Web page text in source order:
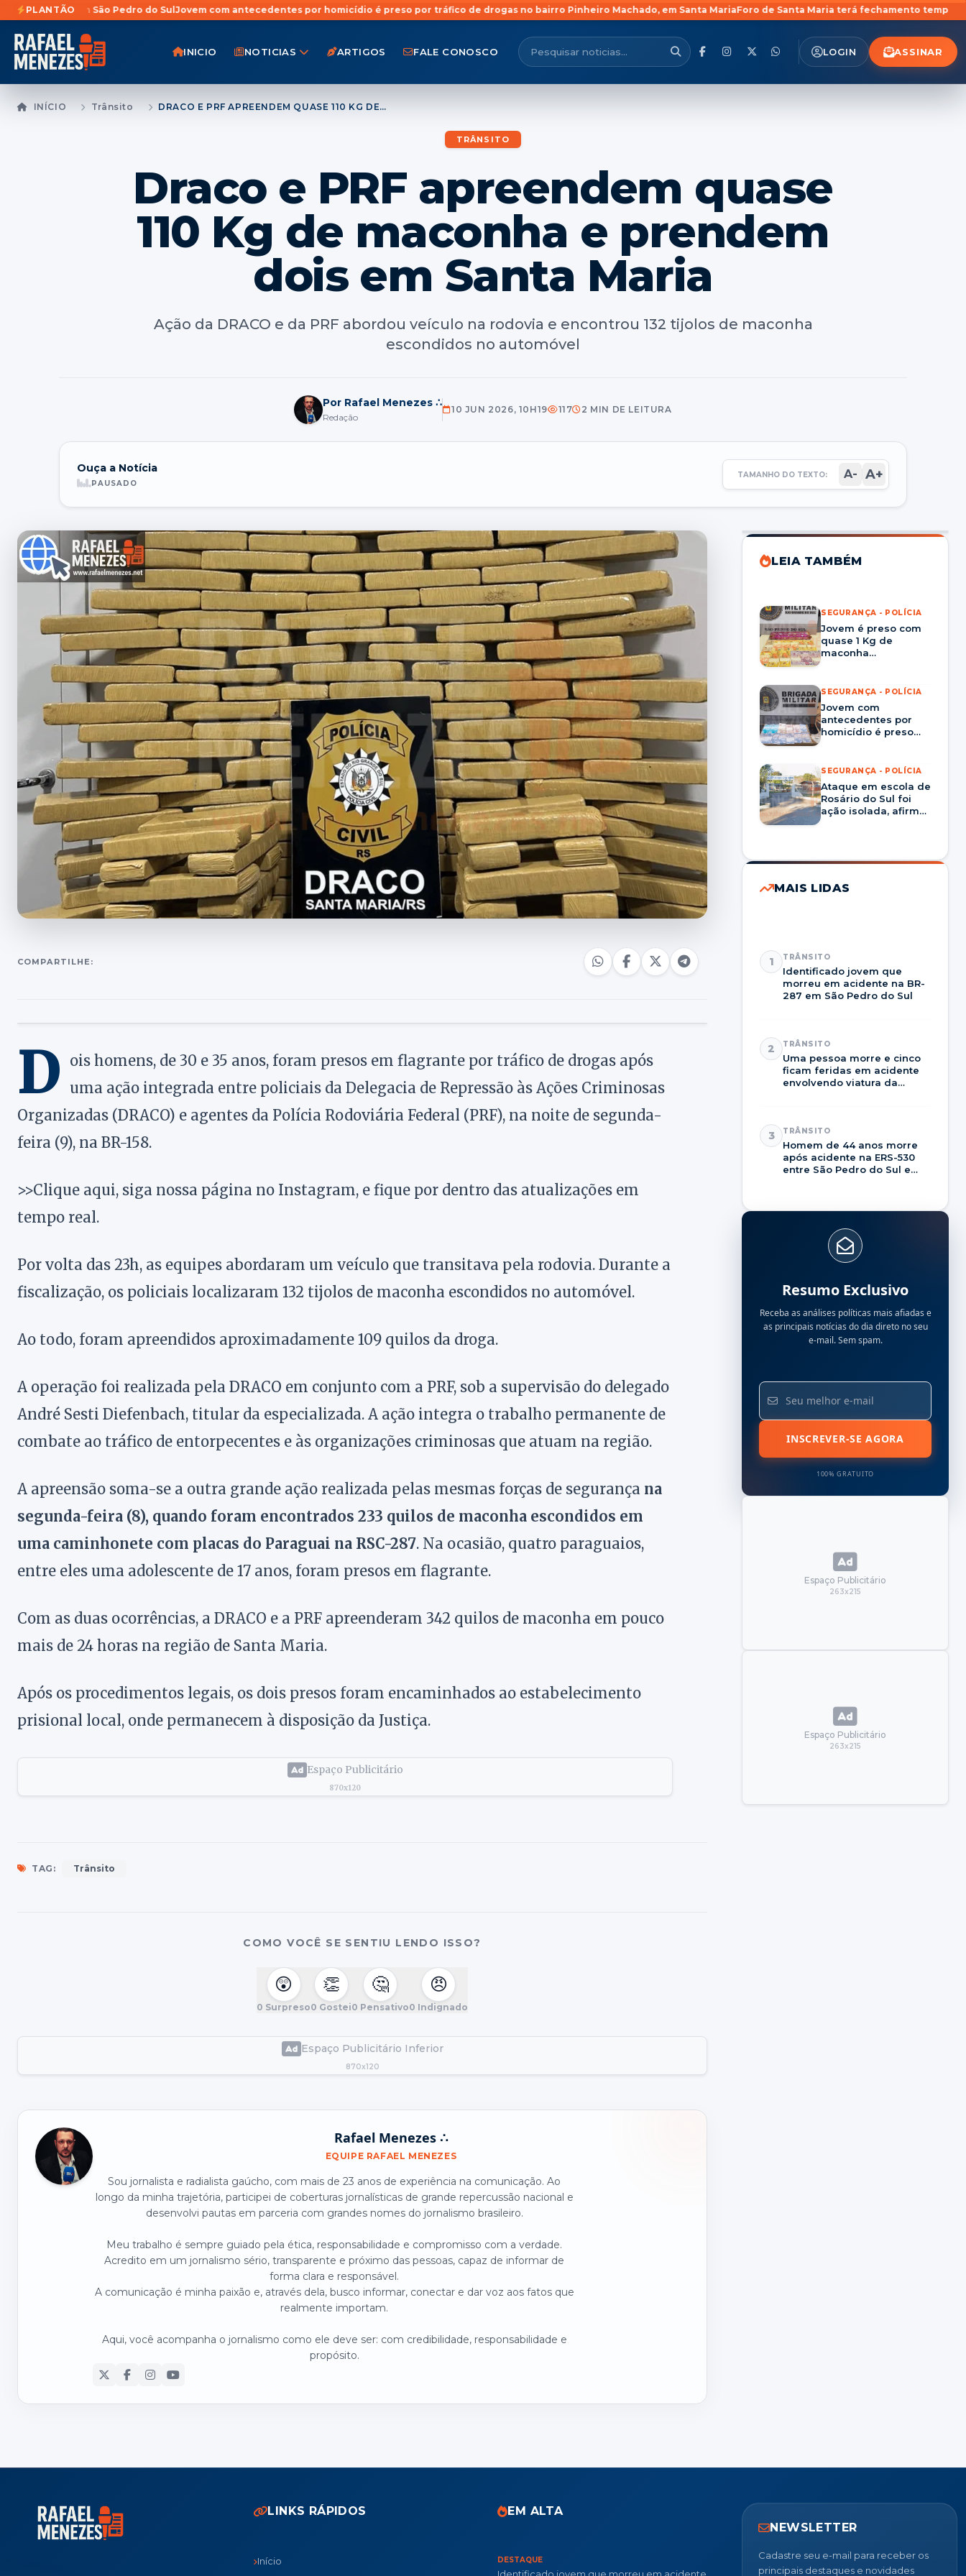
PLANTÃO
Pedro do Sul Jovem com antecedentes por homicídio é preso por tráfico de drogas no bairro Pinheiro Machado, em Santa MariaForo de Santa Maria terá fechamento temporário de três Varas
INICIO NOTICIAS ARTIGOS FALE CONOSCO LOGIN ASSINAR
INÍCIO Trânsito DRACO E PRF APREENDEM QUASE 110 KG DE MACONHA E PRENDEM DOIS EM SANTA MARIA
TRÂNSITO
Draco e PRF apreendem quase
110 Kg de maconha e prendem
dois em Santa Maria
Ação da DRACO e da PRF abordou veículo na rodovia e encontrou 132 tijolos de maconha
escondidos no automóvel
Por Rafael Menezes ∴
Redação
10 JUN 2026, 10H19 117 2 MIN DE LEITURA
Ouça a Notícia
PAUSADO
TAMANHO DO TEXTO: A- A+
COMPARTILHE:
D ois homens, de 30 e 35 anos, foram presos em flagrante por tráfico de drogas após
uma ação integrada entre policiais da Delegacia de Repressão às Ações Criminosas
Organizadas (DRACO) e agentes da Polícia Rodoviária Federal (PRF), na noite de segunda-
feira (9), na BR-158.
>>Clique aqui, siga nossa página no Instagram, e fique por dentro das atualizações em
tempo real.
Por volta das 23h, as equipes abordaram um veículo que transitava pela rodovia. Durante a
fiscalização, os policiais localizaram 132 tijolos de maconha escondidos no automóvel.
Ao todo, foram apreendidos aproximadamente 109 quilos da droga.
A operação foi realizada pela DRACO em conjunto com a PRF, sob a supervisão do delegado
André Sesti Diefenbach, titular da especializada. A ação integra o trabalho permanente de
combate ao tráfico de entorpecentes e às organizações criminosas que atuam na região.
A apreensão soma-se a outra grande ação realizada pelas mesmas forças de segurança na
segunda-feira (8), quando foram encontrados 233 quilos de maconha escondidos em
uma caminhonete com placas do Paraguai na RSC-287. Na ocasião, quatro paraguaios,
entre eles uma adolescente de 17 anos, foram presos em flagrante.
Com as duas ocorrências, a DRACO e a PRF apreenderam 342 quilos de maconha em pouco
mais de 24 horas na região de Santa Maria.
Após os procedimentos legais, os dois presos foram encaminhados ao estabelecimento
prisional local, onde permanecem à disposição da Justiça.
Espaço Publicitário
870x120
TAG: Trânsito
COMO VOCÊ SE SENTIU LENDO ISSO?
😲
0 Surpreso
👏
0 Gostei
🤔
0 Pensativo
😠
0 Indignado
Espaço Publicitário Inferior
870x120
Rafael Menezes ∴
EQUIPE RAFAEL MENEZES
Sou jornalista e radialista gaúcho, com mais de 23 anos de experiência na comunicação. Ao
longo da minha trajetória, participei de coberturas jornalísticas de grande repercussão nacional e
desenvolvi pautas em parceria com grandes nomes do jornalismo brasileiro.
Meu trabalho é sempre guiado pela ética, responsabilidade e compromisso com a verdade.
Acredito em um jornalismo sério, transparente e próximo das pessoas, capaz de informar de
forma clara e responsável.
A comunicação é minha paixão e, através dela, busco informar, conectar e dar voz aos fatos que
realmente importam.
Aqui, você acompanha o jornalismo como ele deve ser: com credibilidade, responsabilidade e
propósito.
LEIA TAMBÉM
SEGURANÇA - POLÍCIA
Jovem é preso com
quase 1 Kg de
maconha
Pedro do Sul
SEGURANÇA - POLÍCIA
Jovem com
antecedentes por
homicídio é preso
Machado, em Santa
SEGURANÇA - POLÍCIA
Ataque em escola de
Rosário do Sul foi
ação isolada, afirma
MAIS LIDAS
1 TRÂNSITO
Identificado jovem que
morreu em acidente na BR-
287 em São Pedro do Sul
2 TRÂNSITO
Uma pessoa morre e cinco
ficam feridas em acidente
envolvendo viatura da
3 TRÂNSITO
Homem de 44 anos morre
após acidente na ERS-530
entre São Pedro do Sul e
Resumo Exclusivo
Receba as análises políticas mais afiadas e
as principais notícias do dia direto no seu
e-mail. Sem spam.
INSCREVER-SE AGORA
100% GRATUITO
Espaço Publicitário
263x215
Espaço Publicitário
263x215
LINKS RÁPIDOS
Início
EM ALTA
DESTAQUE
NEWSLETTER
Cadastre seu e-mail para receber os
principais destaques e novidades